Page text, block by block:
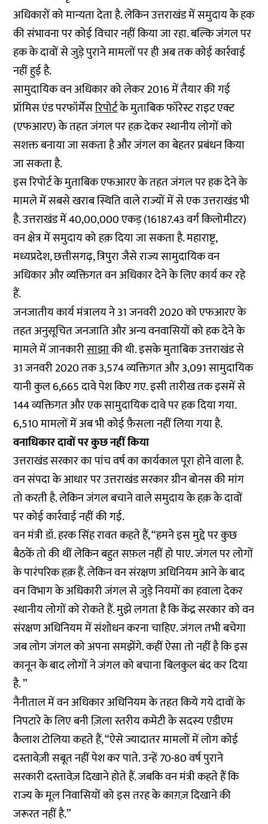
अधिकारों को मान्यता देता है. लेकिन उत्तराखंड में समुदाय के हक
की संभावना पर कोई विचार नहीं किया जा रहा. बल्कि जंगल पर
हक के दावों से जुड़े पुराने मामलों पर ही अब तक कोई कार्रवाई
नहीं हुई है.
सामुदायिक वन अधिकार को लेकर 2016 में तैयार की गई
प्रॉमिस एंड परफॉर्मेंसरिपोर्टके मुताबिक फॉरेस्ट राइट एक्ट
(एफआरए) के तहत जंगल पर हक़ देकर स्थानीय लोगों को
सशक्त बनाया जा सकता है और जंगल का बेहतर प्रबंधन किया
जा सकता है.
इस रिपोर्ट के मुताबिक एफआरए के तहत जंगल पर हक देने के
मामले में सबसे खराब स्थिति वाले राज्यों में से एक उत्तराखंड भी
है. उत्तराखंड में 40,00,000 एकड़ (16187.43 वर्ग किलोमीटर)
वन क्षेत्र में समुदाय को हक़ दिया जा सकता है. महाराष्ट्र,
मध्यप्रदेश, छत्तीसगढ़, त्रिपुरा जैसे राज्य सामुदायिक वन
अधिकार और व्यक्तिगत वन अधिकार देने के लिए कार्य कर रहे
हैं.
जनजातीय कार्य मंत्रालय ने 31 जनवरी 2020 को एफआरए के
तहत अनुसूचित जनजाति और अन्य वनवासियों को हक देने के
मामले में जानकारीसाझाकी थी. इसके मुताबिक उत्तराखंड से
31 जनवरी 2020 तक 3,574 व्यक्तिगत और 3,091 सामुदायिक
यानी कुल 6,665 दावे पेश किए गए. इसी तारीख तक इसमें से
144 व्यक्तिगत और एक सामुदायिक दावे पर हक दिया गया.
6,510 मामलों में अब भी कोई फ़ैसला नहीं लिया गया है.
वनाधिकार दावों पर कुछ नहीं किया
उत्तराखंड सरकार का पांच वर्ष का कार्यकाल पूरा होने वाला है.
वन संपदा के आधार पर उत्तराखंड सरकार ग्रीन बोनस की मांग
तो करती है. लेकिन जंगल बचाने वाले समुदाय के हक़ के दावों
पर कोई कार्रवाई नहीं की गई.
वन मंत्री डॉ. हरक सिंह रावत कहते हैं, “हमने इस मुद्दे पर कुछ
बैठकें तो की थीं लेकिन बहुत सफ़ल नहीं हो पाए. जंगल पर लोगों
के पारंपरिक हक़ हैं. लेकिन वन संरक्षण अधिनियम आने के बाद
वन विभाग के अधिकारी जंगल से जुड़े नियमों का हवाला देकर
स्थानीय लोगों को रोकते हैं. मुझे लगता है कि केंद्र सरकार को वन
संरक्षण अधिनियम में संशोधन करना चाहिए. जंगल तभी बचेगा
जब लोग जंगल को अपना समझेंगे. कहीं ऐसा तो नहीं है कि इस
कानून के बाद लोगों ने जंगल को बचाना बिलकुल बंद कर दिया
है. ”
नैनीताल में वन अधिकार अधिनियम के तहत किये गये दावों के
निपटारे के लिए बनी ज़िला स्तरीय कमेटी के सदस्य एडीएम
कैलाश टोलिया कहते हैं, “ऐसे ज्यादातर मामलों में लोग कोई
दस्तावेज़ी सबूत नहीं पेश कर पाते. उन्हें 70-80 वर्ष पुराने
सरकारी दस्तावेज़ दिखाने होते हैं. जबकि वन मंत्री कहते हैं कि
राज्य के मूल निवासियों को इस तरह के काग़ज़ दिखाने की
जरूरत नहीं है.”